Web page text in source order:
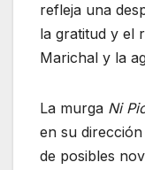
refleja una
la gratitud y el
Marichal y la
La murga Ni
en su
de posibles